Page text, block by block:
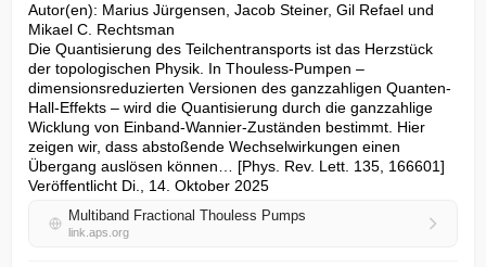
Autor(en): Marius Jürgensen, Jacob Steiner, Gil Refael und
Mikael C. Rechtsman
Die Quantisierung des Teilchentransports ist das Herzstück
der topologischen Physik. In Thouless-Pumpen –
dimensionsreduzierten Versionen des ganzzahligen Quanten-
Hall-Effekts – wird die Quantisierung durch die ganzzahlige
Wicklung von Einband-Wannier-Zuständen bestimmt. Hier
zeigen wir, dass abstoßende Wechselwirkungen einen
Übergang auslösen können… [Phys. Rev. Lett. 135, 166601]
Veröffentlicht Di., 14. Oktober 2025
Multiband Fractional Thouless Pumps
link.aps.org